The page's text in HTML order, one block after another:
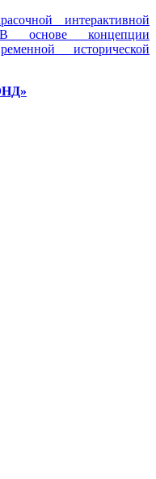
интерактивной
основе концепции
исторической